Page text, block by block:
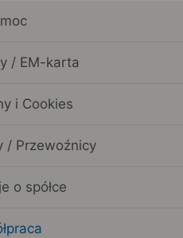
/ EM-karta
i Cookies
/ Przewoźnicy
o spółce